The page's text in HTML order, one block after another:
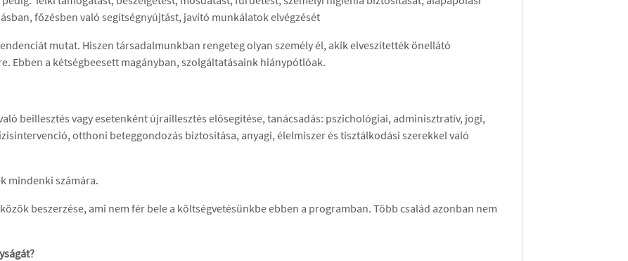
főzésben való segítségnyújtást, javító munkálatok elvégzését
mutat. Hiszen társadalmunkban rengeteg olyan személy él, akik elveszítették önellátó
Ebben a kétségbeesett magányban, szolgáltatásaink hiánypótlóak.
beillesztés vagy esetenként újraillesztés elősegítése, tanácsadás: pszichológiai, adminisztratív, jogi,
otthoni beteggondozás biztosítása, anyagi, élelmiszer és tisztálkodási szerekkel való
mindenki számára.
beszerzése, ami nem fér bele a költségvetésünkbe ebben a programban. Több család azonban nem